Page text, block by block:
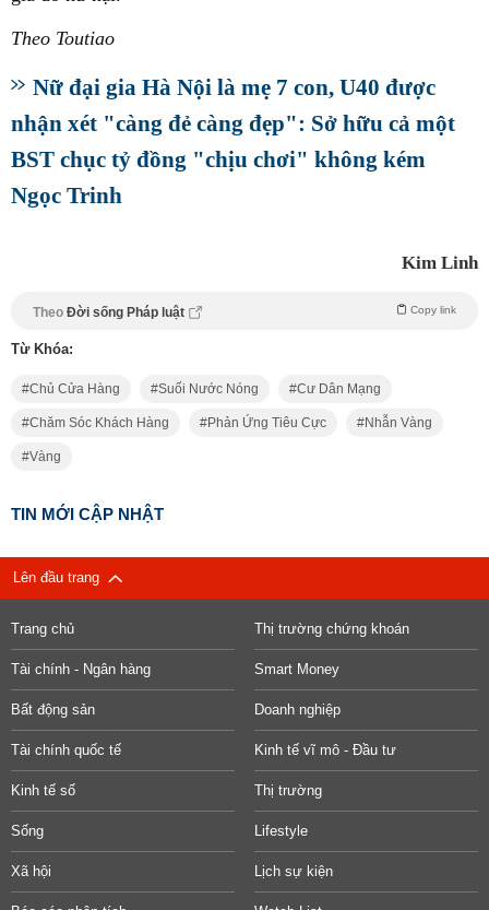
Theo Toutiao
Nữ đại gia Hà Nội là mẹ 7 con, U40 được
nhận xét "càng đẻ càng đẹp": Sở hữu cả một
BST chục tỷ đồng "chịu chơi" không kém
Ngọc Trinh
Kim Linh
Theo Đời sống Pháp luật Copy link
Từ Khóa:
Chủ Cửa Hàng Suối Nước Nóng Cư Dân Mạng
Chăm Sóc Khách Hàng Phản Ứng Tiêu Cực Nhẫn Vàng
Vàng
TIN MỚI CẬP NHẬT
Lên đầu trang
Trang chủ Thị trường chứng khoán
Tài chính - Ngân hàng Smart Money
Bất động sản Doanh nghiệp
Tài chính quốc tế Kinh tế vĩ mô - Đầu tư
Kinh tế số Thị trường
Sống Lifestyle
Xã hội Lịch sự kiện